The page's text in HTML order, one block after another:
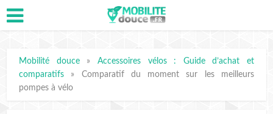
Mobilité douce» Accessoires vélos : Guide d’achat et
comparatifs » Comparatif du moment sur les meilleurs
pompes à vélo